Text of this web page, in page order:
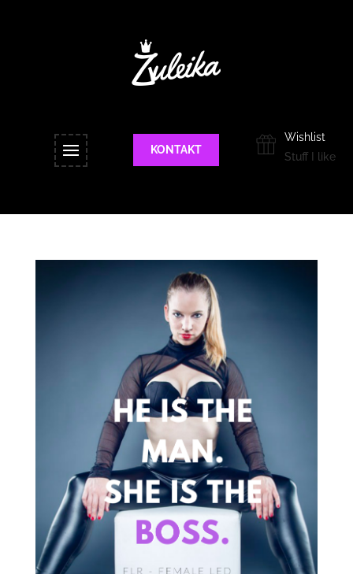
KONTAKT
Wishlist
Stuff I like